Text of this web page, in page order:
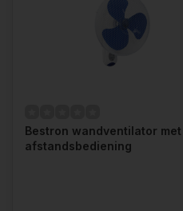
Bestron wandventilator met
afstandsbediening